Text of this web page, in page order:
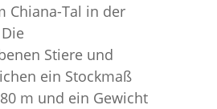
Chiana-Tal in der
Stiere und
ein Stockmaß
m und ein Gewicht